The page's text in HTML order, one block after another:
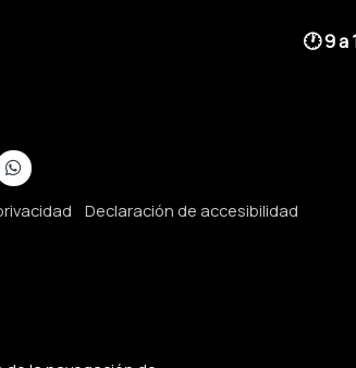
🕐 9 a
Declaración de accesibilidad